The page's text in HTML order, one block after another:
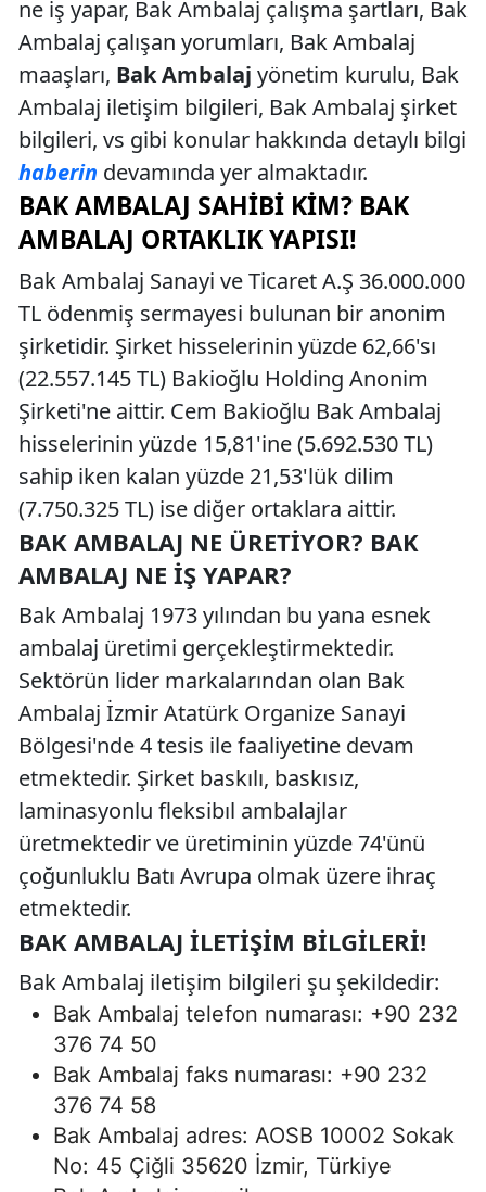
ne iş yapar, Bak Ambalaj çalışma şartları, Bak
Ambalaj çalışan yorumları, Bak Ambalaj
maaşları, Bak Ambalaj yönetim kurulu, Bak
Ambalaj iletişim bilgileri, Bak Ambalaj şirket
bilgileri, vs gibi konular hakkında detaylı bilgi
haberin devamında yer almaktadır.
BAK AMBALAJ SAHIBI KIM? BAK
AMBALAJ ORTAKLIK YAPISI!
Bak Ambalaj Sanayi ve Ticaret A.Ş 36.000.000
TL ödenmiş sermayesi bulunan bir anonim
şirketidir. Şirket hisselerinin yüzde 62,66'sı
(22.557.145 TL) Bakioğlu Holding Anonim
Şirketi'ne aittir. Cem Bakioğlu Bak Ambalaj
hisselerinin yüzde 15,81'ine (5.692.530 TL)
sahip iken kalan yüzde 21,53'lük dilim
(7.750.325 TL) ise diğer ortaklara aittir.
BAK AMBALAJ NE ÜRETIYOR? BAK
AMBALAJ NE İŞ YAPAR?
Bak Ambalaj 1973 yılından bu yana esnek
ambalaj üretimi gerçekleştirmektedir.
Sektörün lider markalarından olan Bak
Ambalaj İzmir Atatürk Organize Sanayi
Bölgesi'nde 4 tesis ile faaliyetine devam
etmektedir. Şirket baskılı, baskısız,
laminasyonlu fleksibıl ambalajlar
üretmektedir ve üretiminin yüzde 74'ünü
çoğunluklu Batı Avrupa olmak üzere ihraç
etmektedir.
BAK AMBALAJ İLETIŞIM BILGILERI!
Bak Ambalaj iletişim bilgileri şu şekildedir:
Bak Ambalaj telefon numarası: +90 232
376 74 50
Bak Ambalaj faks numarası: +90 232
376 74 58
Bak Ambalaj adres: AOSB 10002 Sokak
No: 45 Çiğli 35620 İzmir, Türkiye